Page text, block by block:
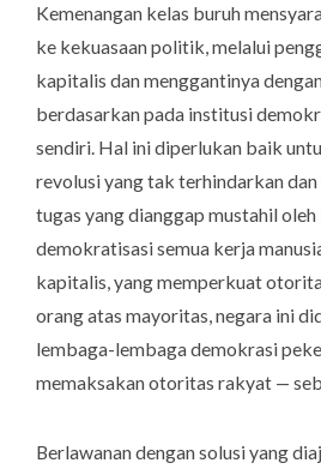
Kemenangan kelas buruh
ke kekuasaan politik, melalui
kapitalis dan menggantinya
berdasarkan pada institusi
sendiri. Hal ini diperlukan baik
revolusi yang tak terhindarkan
tugas yang dianggap mustahil
demokratisasi semua kerja
kapitalis, yang memperkuat
orang atas mayoritas, negara ini
lembaga-lembaga demokrasi
memaksakan otoritas rakyat —
Berlawanan dengan solusi yang